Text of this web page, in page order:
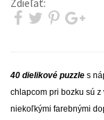
Zdieľať:
40 dielikové puzzle s
chlapcom pri bozku sú
niekoľkými farebnými